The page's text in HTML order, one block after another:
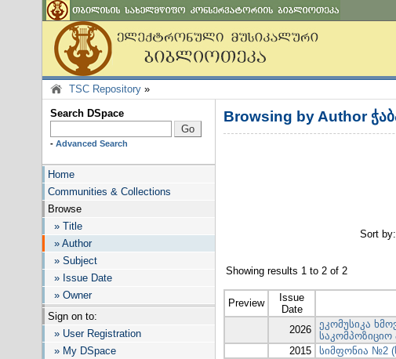
TSC Repository »
Search DSpace
- Advanced Search
Home
Communities & Collections
Browse
» Title
» Author
» Subject
» Issue Date
» Owner
Sign on to:
» User Registration
» My DSpace
Browsing by Author
Sort by:
Showing results 1 to 2 of 2
Preview
Issue
Date
2026
ეკომუსიკა
საკომპოზიციო
2015
სიმფონია №2